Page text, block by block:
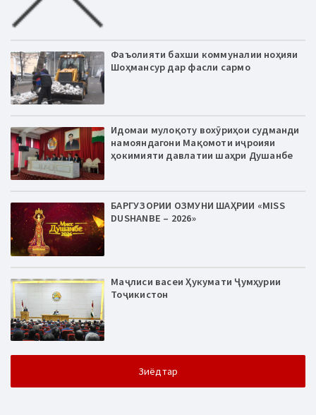
Фаъолияти бахши коммуналии ноҳияи
Шоҳмансур дар фасли сармо
Идомаи мулоқоту вохӯриҳои судманди
намояндагони Мақомоти иҷроияи
ҳокимияти давлатии шаҳри Душанбе
БАРГУЗОРИИ ОЗМУНИ ШАҲРИИ «MISS
DUSHANBE – 2026»
Маҷлиси васеи Ҳукумати Ҷумҳурии
Тоҷикистон
Зиёдтар